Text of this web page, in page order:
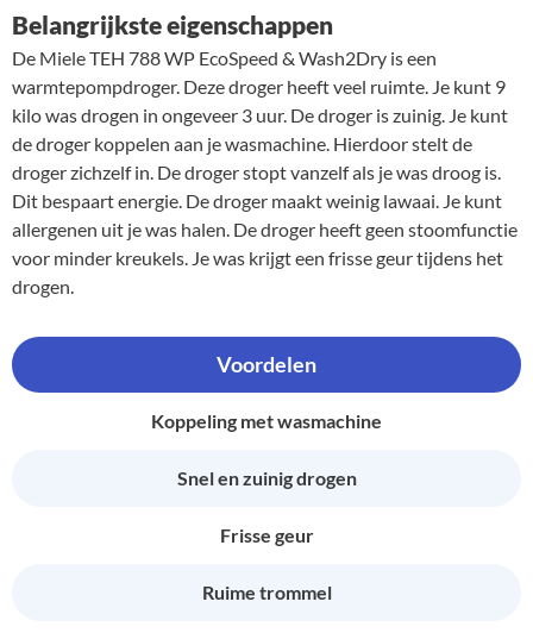
Belangrijkste eigenschappen
De Miele TEH 788 WP EcoSpeed & Wash2Dry is een
warmtepompdroger. Deze droger heeft veel ruimte. Je kunt 9
kilo was drogen in ongeveer 3 uur. De droger is zuinig. Je kunt
de droger koppelen aan je wasmachine. Hierdoor stelt de
droger zichzelf in. De droger stopt vanzelf als je was droog is.
Dit bespaart energie. De droger maakt weinig lawaai. Je kunt
allergenen uit je was halen. De droger heeft geen stoomfunctie
voor minder kreukels. Je was krijgt een frisse geur tijdens het
drogen.
Voordelen
Koppeling met wasmachine
Snel en zuinig drogen
Frisse geur
Ruime trommel